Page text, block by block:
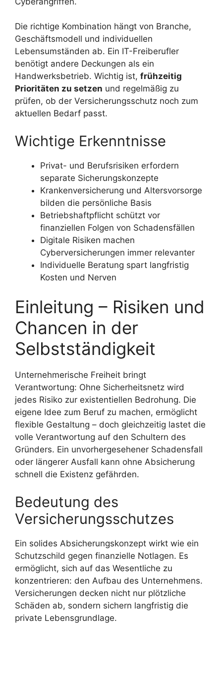
Die richtige Kombination hängt von Branche,
Geschäftsmodell und individuellen
Lebensumständen ab. Ein IT-Freiberufler
benötigt andere Deckungen als ein
Handwerksbetrieb. Wichtig ist, frühzeitig
Prioritäten zu setzen und regelmäßig zu
prüfen, ob der Versicherungsschutz noch zum
aktuellen Bedarf passt.
Wichtige Erkenntnisse
Privat- und Berufsrisiken erfordern
separate Sicherungskonzepte
Krankenversicherung und Altersvorsorge
bilden die persönliche Basis
Betriebshaftpflicht schützt vor
finanziellen Folgen von Schadensfällen
Digitale Risiken machen
Cyberversicherungen immer relevanter
Individuelle Beratung spart langfristig
Kosten und Nerven
Einleitung – Risiken und
Chancen in der
Selbstständigkeit
Unternehmerische Freiheit bringt
Verantwortung: Ohne Sicherheitsnetz wird
jedes Risiko zur existentiellen Bedrohung. Die
eigene Idee zum Beruf zu machen, ermöglicht
flexible Gestaltung – doch gleichzeitig lastet die
volle Verantwortung auf den Schultern des
Gründers. Ein unvorhergesehener Schadensfall
oder längerer Ausfall kann ohne Absicherung
schnell die Existenz gefährden.
Bedeutung des
Versicherungsschutzes
Ein solides Absicherungskonzept wirkt wie ein
Schutzschild gegen finanzielle Notlagen. Es
ermöglicht, sich auf das Wesentliche zu
konzentrieren: den Aufbau des Unternehmens.
Versicherungen decken nicht nur plötzliche
Schäden ab, sondern sichern langfristig die
private Lebensgrundlage.